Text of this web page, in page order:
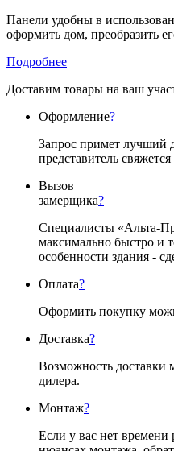
Панели удобны в
оформить дом, преобразить
Подробнее
Доставим товары на ваш
Оформление?
Запрос примет лучший
представитель
Вызов
замерщика?
Специалисты «Альта-
максимально быстро и
особенности здания -
Оплата?
Оформить покупку
Доставка?
Возможность доставки
дилера.
Монтаж?
Если у вас нет времени